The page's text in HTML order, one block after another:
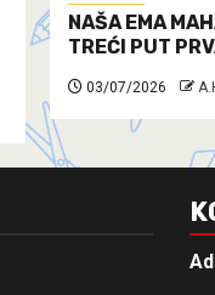
NAŠA EMA
TREĆI PUT
03/07/2026